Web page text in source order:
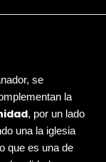
se
la
, por un lado
una la iglesia
que es una de